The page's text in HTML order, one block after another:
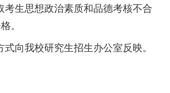
生思想政治素质和品德考核不合
。
向我校研究生招生办公室反映。